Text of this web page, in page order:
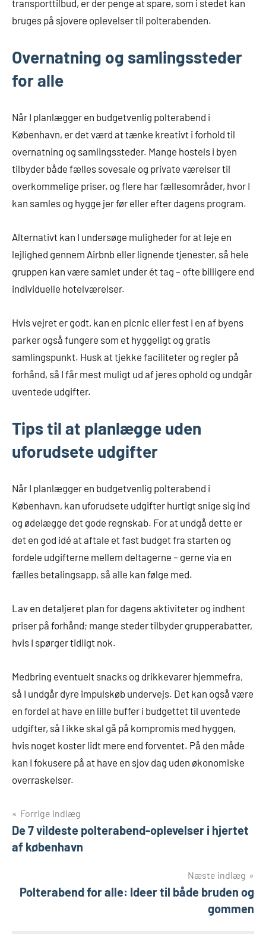
transporttilbud, er der penge at spare, som i stedet kan
bruges på sjovere oplevelser til polterabenden.
Overnatning og samlingssteder
for alle
Når I planlægger en budgetvenlig polterabend i
København, er det værd at tænke kreativt i forhold til
overnatning og samlingssteder. Mange hostels i byen
tilbyder både fælles sovesale og private værelser til
overkommelige priser, og flere har fællesområder, hvor I
kan samles og hygge jer før eller efter dagens program.
Alternativt kan I undersøge muligheder for at leje en
lejlighed gennem Airbnb eller lignende tjenester, så hele
gruppen kan være samlet under ét tag – ofte billigere end
individuelle hotelværelser.
Hvis vejret er godt, kan en picnic eller fest i en af byens
parker også fungere som et hyggeligt og gratis
samlingspunkt. Husk at tjekke faciliteter og regler på
forhånd, så I får mest muligt ud af jeres ophold og undgår
uventede udgifter.
Tips til at planlægge uden
uforudsete udgifter
Når I planlægger en budgetvenlig polterabend i
København, kan uforudsete udgifter hurtigt snige sig ind
og ødelægge det gode regnskab. For at undgå dette er
det en god idé at aftale et fast budget fra starten og
fordele udgifterne mellem deltagerne – gerne via en
fælles betalingsapp, så alle kan følge med.
Lav en detaljeret plan for dagens aktiviteter og indhent
priser på forhånd; mange steder tilbyder grupperabatter,
hvis I spørger tidligt nok.
Medbring eventuelt snacks og drikkevarer hjemmefra,
så I undgår dyre impulskøb undervejs. Det kan også være
en fordel at have en lille buffer i budgettet til uventede
udgifter, så I ikke skal gå på kompromis med hyggen,
hvis noget koster lidt mere end forventet. På den måde
kan I fokusere på at have en sjov dag uden økonomiske
overraskelser.
Indlægsnavigation
Forrige indlæg
De 7 vildeste polterabend-oplevelser i hjertet
af københavn
Næste indlæg
Polterabend for alle: Ideer til både bruden og
gommen